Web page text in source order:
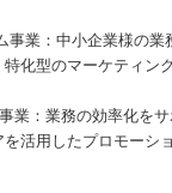
事業：中小企業様の業
化型のマーケティン
業：業務の効率化を
活用したプロモーシ